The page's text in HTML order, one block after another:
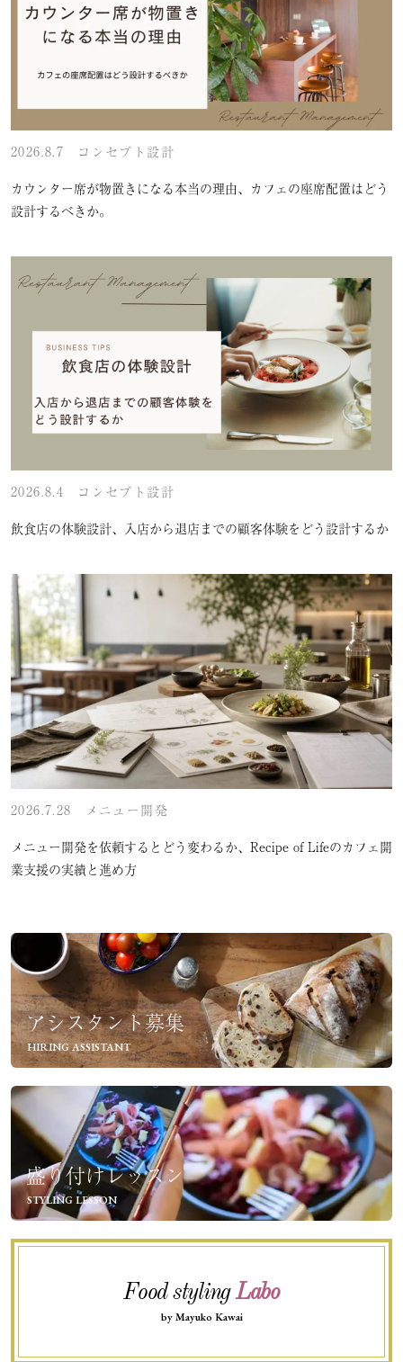
2026.8.7 コンセプト設計
カウンター席が物置きになる本当の理由、カフェの座席配置はどう
設計するべきか。
2026.8.4 コンセプト設計
飲食店の体験設計、入店から退店までの顧客体験をどう設計するか
2026.7.28 メニュー開発
メニュー開発を依頼するとどう変わるか、Recipe of Lifeのカフェ開
業支援の実績と進め方
アシスタント募集
HIRING ASSISTANT
盛り付けレッスン
STYLING LESSON
Food stylingLabo
by Mayuko Kawai